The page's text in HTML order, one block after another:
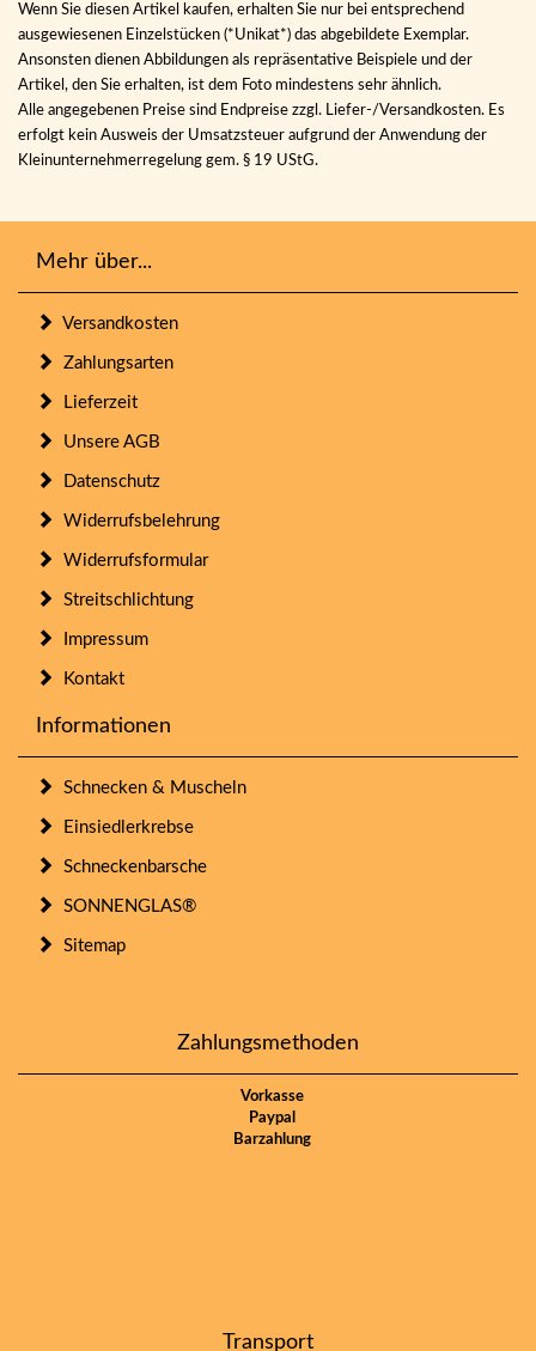
Wenn Sie diesen Artikel kaufen, erhalten Sie nur bei entsprechend
ausgewiesenen Einzelstücken (*Unikat*) das abgebildete Exemplar.
Ansonsten dienen Abbildungen als repräsentative Beispiele und der
Artikel, den Sie erhalten, ist dem Foto mindestens sehr ähnlich.
Alle angegebenen Preise sind Endpreise zzgl. Liefer-/Versandkosten. Es
erfolgt kein Ausweis der Umsatzsteuer aufgrund der Anwendung der
Kleinunternehmerregelung gem. § 19 UStG.
Mehr über...
Versandkosten
Zahlungsarten
Lieferzeit
Unsere AGB
Datenschutz
Widerrufsbelehrung
Widerrufsformular
Streitschlichtung
Impressum
Kontakt
Informationen
Schnecken & Muscheln
Einsiedlerkrebse
Schneckenbarsche
SONNENGLAS®
Sitemap
Zahlungsmethoden
Vorkasse
Paypal
Barzahlung
Transport